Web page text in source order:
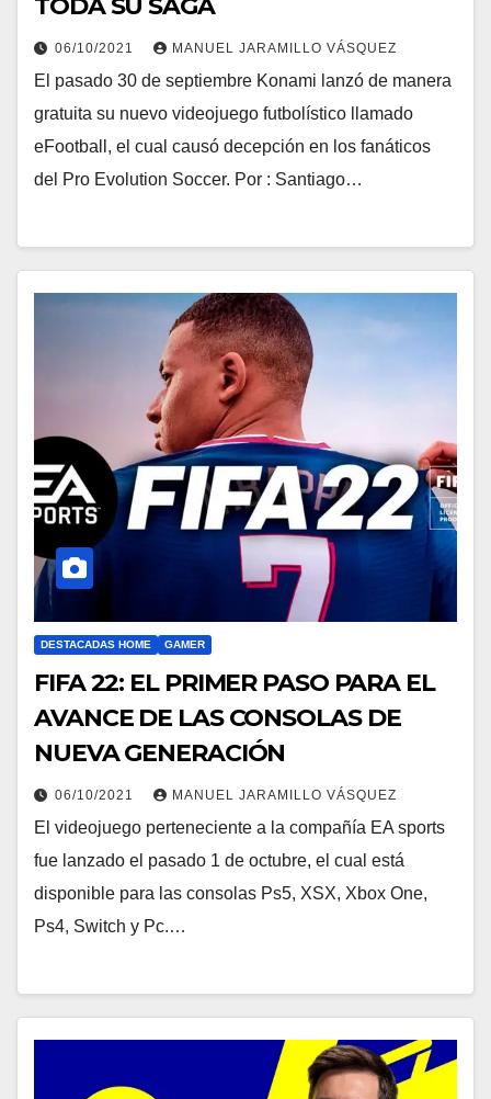
TODA SU SAGA
06/10/2021 MANUEL JARAMILLO VÁSQUEZ
El pasado 30 de septiembre Konami lanzó de manera
gratuita su nuevo videojuego futbolístico llamado
eFootball, el cual causó decepción en los fanáticos
del Pro Evolution Soccer. Por : Santiago…
DESTACADAS HOME GAMER
FIFA 22: EL PRIMER PASO PARA EL
AVANCE DE LAS CONSOLAS DE
NUEVA GENERACIÓN
06/10/2021 MANUEL JARAMILLO VÁSQUEZ
El videojuego perteneciente a la compañía EA sports
fue lanzado el pasado 1 de octubre, el cual está
disponible para las consolas Ps5, XSX, Xbox One,
Ps4, Switch y Pc.…